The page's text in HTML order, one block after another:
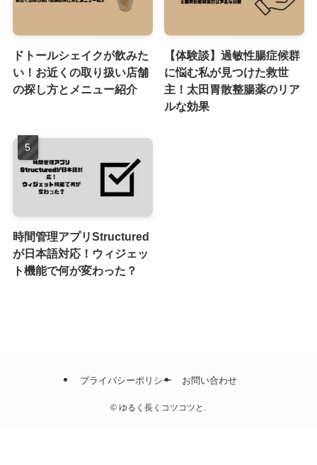
ドトールシェイクが飲みた
い！お近くの取り扱い店舗
の探し方とメニュー紹介
【体験談】過敏性腸症候群
に悩む私が見つけた救世
主！太田胃散整腸薬のリア
ルな効果
時間管理アプリStructured
が日本語対応！ウィジェッ
ト機能で何が変わった？
プライバシーポリシー お問い合わせ
© ゆるく長くコツコツと.